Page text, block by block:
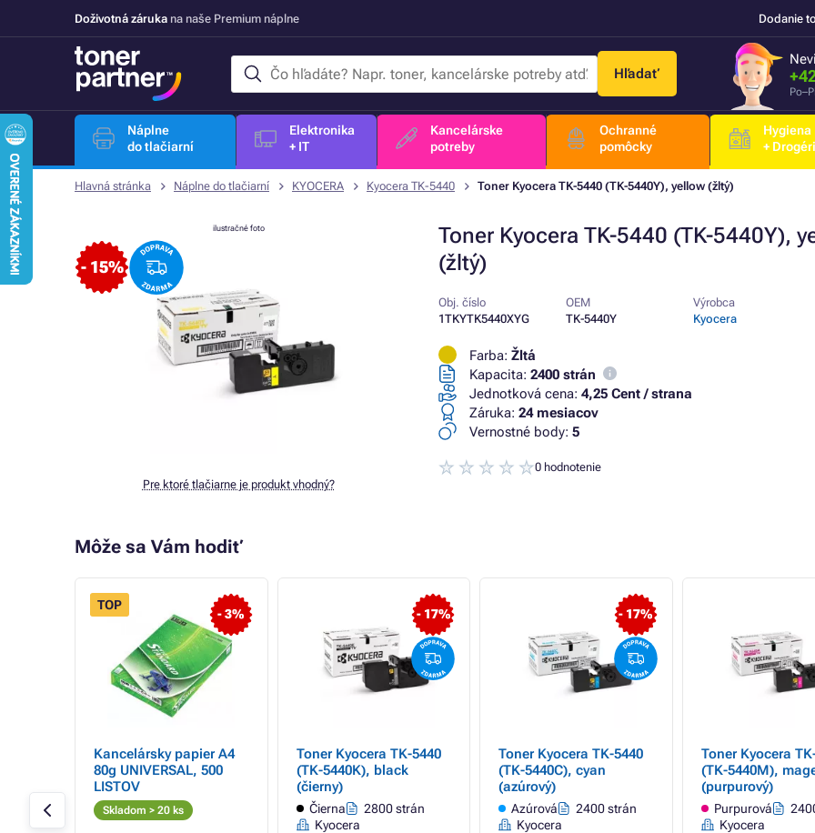
Doživotná záruka na naše Premium náplne Dodanie
Hľadať
Náplne
do tlačiarní
Elektronika
+ IT
Kancelárske
potreby
Ochranné
pomôcky
Hygiena
+
Hlavná stránka Náplne do tlačiarní KYOCERA Kyocera TK-5440 Toner Kyocera TK-5440 (TK-5440Y), yellow (žltý)
Toner Kyocera TK-5440 (TK-5440Y),
(žltý)
- 15%
ilustračné foto
Pre ktoré tlačiarne je produkt vhodný?
Obj. číslo
1TKYTK5440XYG
OEM
TK-5440Y
Výrobca
Kyocera
Farba: Žltá
Kapacita: 2400 strán
Jednotková cena: 4,25 Cent / strana
Záruka: 24 mesiacov
Vernostné body: 5
0 hodnotenie
Môže sa Vám hodiť
- 3%
TOP
Kancelársky papier A4
80g UNIVERSAL, 500
LISTOV
Skladom > 20 ks
- 17%
Toner Kyocera TK-5440
(TK-5440K), black
(čierny)
Čierna
2800 strán
Kyocera
- 17%
Toner Kyocera TK-5440
(TK-5440C), cyan
(azúrový)
Azúrová
2400 strán
Kyocera
Toner Kyocera
(TK-5440M),
(purpurový)
Purpurová
Kyocera